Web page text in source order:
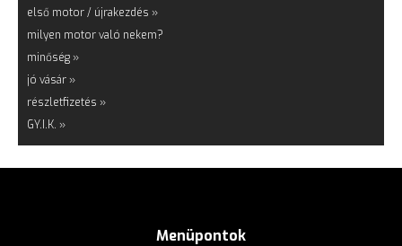
első motor / újrakezdés »
milyen motor való nekem?
minőség »
jó vásár »
részletfizetés »
GY.I.K. »
Menüpontok